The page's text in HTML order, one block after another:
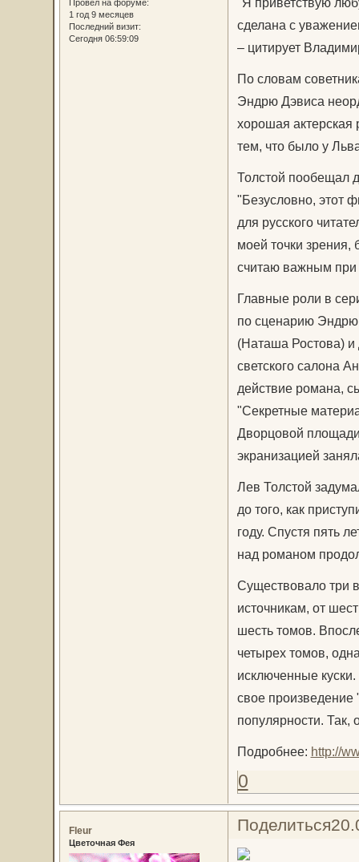
Провел на форуме:
1 год 9 месяцев
Последний визит:
Сегодня 06:59:09
сделана с
– цитирует
По словам
Эндрю Дэвиса
хорошая актерская
тем, что было у
Толстой пообещал
"Безусловно, этот
для русского
моей точки зрения,
считаю важным при
Главные роли в
по сценарию
(Наташа Ростова) и
светского салона
действие романа,
"Секретные
Дворцовой
экранизацией
Лев Толстой
до того, как
году. Спустя пять
над романом
Существовало три
источникам, от
шесть томов.
четырех томов,
исключенные
свое
популярности.
Подробнее: http://
0
Поделиться
Fleur
Цветочная Фея